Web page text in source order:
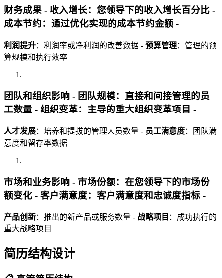
财务成果 - 收入增长：您领导下的收入增长百分比 -
成本节约：通过优化实现的成本节约金额 -
利润提升：利润率或净利润的改善数据 - 预算管理：管理的预
算规模和执行效率
团队和组织影响 - 团队规模：直接和间接管理的员
工数量 - 组织变革：主导的重大组织变革项目 -
人才发展：培养和提拔的管理人员数量 - 员工满意度：团队满
意度和留存率数据
市场和业务影响 - 市场份额：在您领导下的市场份
额变化 - 客户满意度：客户满意度和忠诚度指标 -
产品创新：推出的新产品或服务数量 - 战略项目 ：成功执行的
重大战略项目
简历结构设计